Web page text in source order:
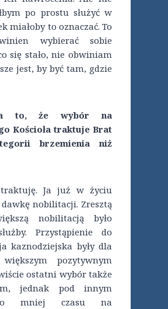
po prostu służyć w
miałoby to oznaczać. To
wybierać sobie
się stało, nie obwiniam
jest, by być tam, gdzie
to, że wybór na
Kościoła traktuje Brat
brzemienia niż
Ja już w życiu
dawkę nobilitacji. Zresztą
nobilitacją było
Przystąpienie do
kaznodziejska były dla
pozytywnym
ostatni wybór także
jednak pod innym
mniej czasu na